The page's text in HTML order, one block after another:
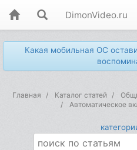
DimonVideo.ru
Какая мобильная ОС
Главная Каталог статей
Автоматическое